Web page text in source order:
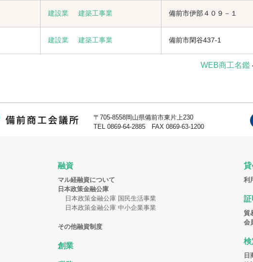
建設業 建築工事業 備前市伊部４０９－１
建設業 建築工事業 備前市閑谷437-1
WEB商工名鑑
〒705-8558岡山県備前市東片上230
TEL 0869-64-2885 FAX 0869-63-1200
融資
マル経融資について
日本政策金融公庫
日本政策金融公庫 国民生活事業
日本政策金融公庫 中小企業事業
その他融資制度
創業
貸
利
証
貿
会
検
日